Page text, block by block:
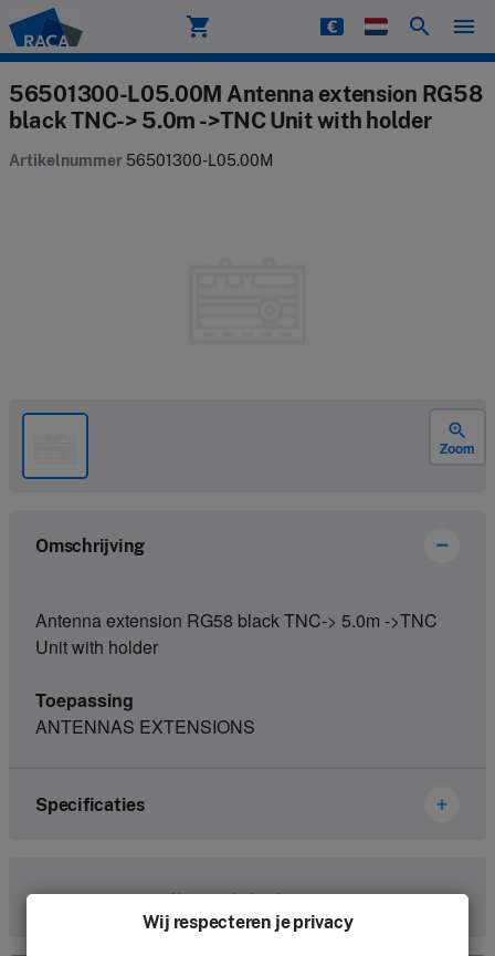
Raca shopping_cart search menu
56501300-L05.00M Antenna extension RG58
black TNC-> 5.0m ->TNC Unit with holder
Artikelnummer 56501300-L05.00M
zoom_in
Zoom
Omschrijving
Antenna extension RG58 black TNC-> 5.0m ->TNC
Unit with holder
Toepassing
ANTENNAS EXTENSIONS
Specificaties
56501300-L05.00M
Neem contact met ons op
Wij respecteren je privacy